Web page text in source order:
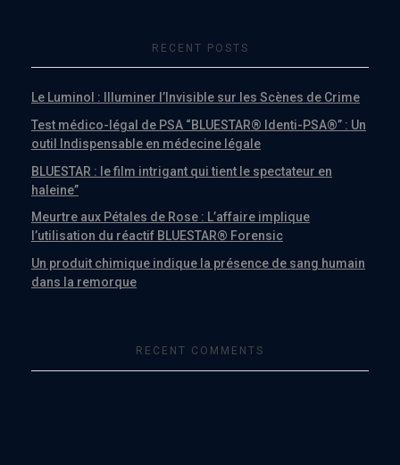
RECENT POSTS
Le Luminol : Illuminer l’Invisible sur les Scènes de Crime
Test médico-légal de PSA “BLUESTAR® Identi-PSA®” : Un
outil Indispensable en médecine légale
BLUESTAR : le film intrigant qui tient le spectateur en
haleine”
Meurtre aux Pétales de Rose : L’affaire implique
l’utilisation du réactif BLUESTAR® Forensic
Un produit chimique indique la présence de sang humain
dans la remorque
RECENT COMMENTS